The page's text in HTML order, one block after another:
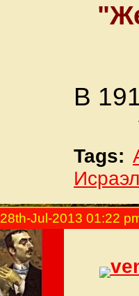
В
Tags:
28th-Jul-2013 01:22